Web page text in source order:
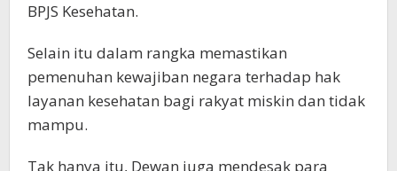
BPJS Kesehatan.
Selain itu dalam rangka memastikan
pemenuhan kewajiban negara terhadap hak
layanan kesehatan bagi rakyat miskin dan tidak
mampu.
Tak hanya itu, Dewan juga mendesak para